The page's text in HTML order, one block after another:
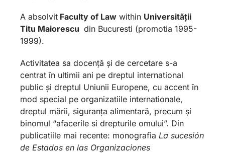
A absolvit Faculty of Law within Universității
Titu Maiorescu din Bucuresti (promotia 1995-
1999).
Activitatea sa docență și de cercetare s-a
centrat în ultimii ani pe dreptul international
public și dreptul Uniunii Europene, cu accent în
mod special pe organizatiile internationale,
dreptul mării, siguranța alimentară, precum și
binomul “afacerile si drepturile omului”. Din
publicatiile mai recente: monografia La sucesión
de Estados en las Organizaciones